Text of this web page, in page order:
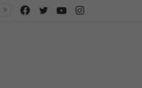
Instagram
YouTube
Twitter
Facebook